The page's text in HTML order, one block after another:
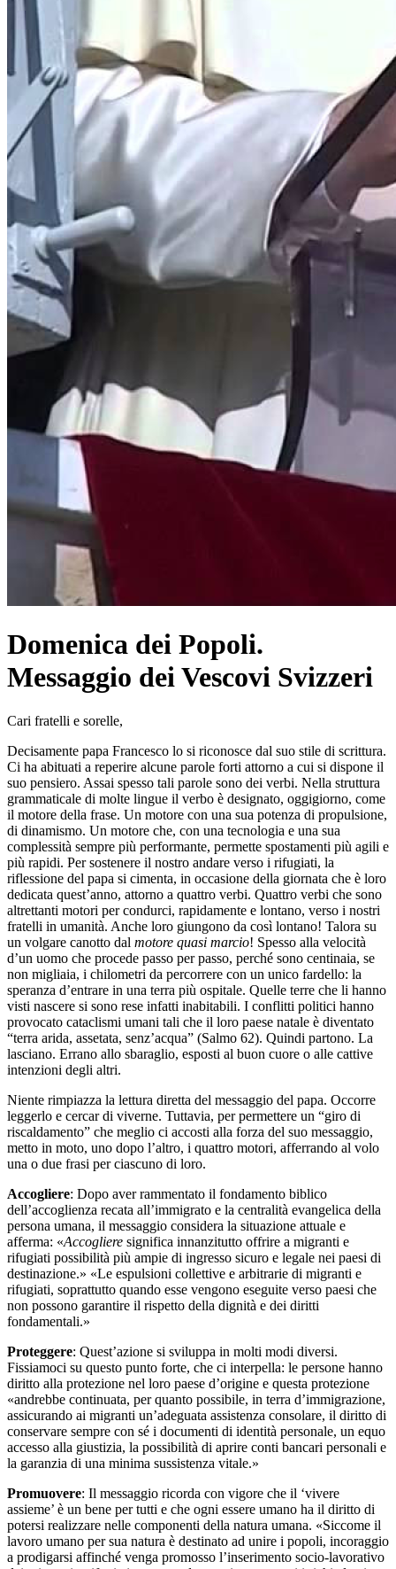
Domenica dei Popoli.
Messaggio dei Vescovi Svizzeri
Cari fratelli e sorelle,
Decisamente papa Francesco lo si riconosce dal suo stile di scrittura.
Ci ha abituati a reperire alcune parole forti attorno a cui si dispone il
suo pensiero. Assai spesso tali parole sono dei verbi. Nella struttura
grammaticale di molte lingue il verbo è designato, oggigiorno, come
il motore della frase. Un motore con una sua potenza di propulsione,
di dinamismo. Un motore che, con una tecnologia e una sua
complessità sempre più performante, permette spostamenti più agili e
più rapidi. Per sostenere il nostro andare verso i rifugiati, la
riflessione del papa si cimenta, in occasione della giornata che è loro
dedicata quest’anno, attorno a quattro verbi. Quattro verbi che sono
altrettanti motori per condurci, rapidamente e lontano, verso i nostri
fratelli in umanità. Anche loro giungono da così lontano! Talora su
un volgare canotto dal motore quasi marcio! Spesso alla velocità
d’un uomo che procede passo per passo, perché sono centinaia, se
non migliaia, i chilometri da percorrere con un unico fardello: la
speranza d’entrare in una terra più ospitale. Quelle terre che li hanno
visti nascere si sono rese infatti inabitabili. I conflitti politici hanno
provocato cataclismi umani tali che il loro paese natale è diventato
“terra arida, assetata, senz’acqua” (Salmo 62). Quindi partono. La
lasciano. Errano allo sbaraglio, esposti al buon cuore o alle cattive
intenzioni degli altri.
Niente rimpiazza la lettura diretta del messaggio del papa. Occorre
leggerlo e cercar di viverne. Tuttavia, per permettere un “giro di
riscaldamento” che meglio ci accosti alla forza del suo messaggio,
metto in moto, uno dopo l’altro, i quattro motori, afferrando al volo
una o due frasi per ciascuno di loro.
Accogliere: Dopo aver rammentato il fondamento biblico
dell’accoglienza recata all’immigrato e la centralità evangelica della
persona umana, il messaggio considera la situazione attuale e
afferma: «Accogliere significa innanzitutto offrire a migranti e
rifugiati possibilità più ampie di ingresso sicuro e legale nei paesi di
destinazione.» «Le espulsioni collettive e arbitrarie di migranti e
rifugiati, soprattutto quando esse vengono eseguite verso paesi che
non possono garantire il rispetto della dignità e dei diritti
fondamentali.»
Proteggere: Quest’azione si sviluppa in molti modi diversi.
Fissiamoci su questo punto forte, che ci interpella: le persone hanno
diritto alla protezione nel loro paese d’origine e questa protezione
«andrebbe continuata, per quanto possibile, in terra d’immigrazione,
assicurando ai migranti un’adeguata assistenza consolare, il diritto di
conservare sempre con sé i documenti di identità personale, un equo
accesso alla giustizia, la possibilità di aprire conti bancari personali e
la garanzia di una minima sussistenza vitale.»
Promuovere: Il messaggio ricorda con vigore che il ‘vivere
assieme’ è un bene per tutti e che ogni essere umano ha il diritto di
potersi realizzare nelle componenti della natura umana. «Siccome il
lavoro umano per sua natura è destinato ad unire i popoli, incoraggio
a prodigarsi affinché venga promosso l’inserimento socio-lavorativo